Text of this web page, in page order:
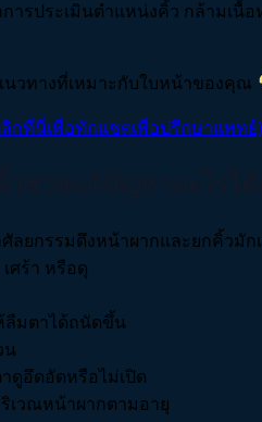
ารประเมินตำแหน่งคิ้ว กล้ามเ
นวทางที่เหมาะกับใบหน้าของคุณ
ลิกที่นี่เพื่อทักแชตเพื่อปรึกษาแพทย์
ยกรรมดึงหน้าผากและยกคิ้วมั
ศร้า หรือดุ
ลืมตาได้ถนัดขึ้น
น
ดูอึดอัดหรือไม่เปิด
เวณหน้าผากตามอายุ